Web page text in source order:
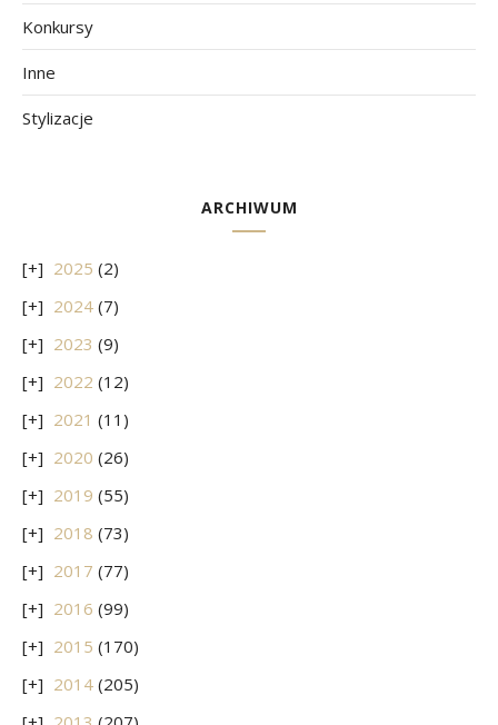
Konkursy
Inne
Stylizacje
ARCHIWUM
2025 (2)
2024 (7)
2023 (9)
2022 (12)
2021 (11)
2020 (26)
2019 (55)
2018 (73)
2017 (77)
2016 (99)
2015 (170)
2014 (205)